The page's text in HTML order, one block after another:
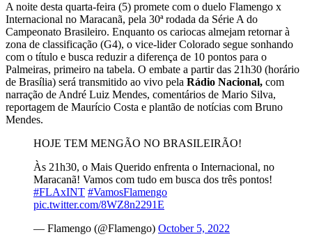
A noite desta quarta-feira (5) promete com o duelo Flamengo x
Internacional no Maracanã, pela 30ª rodada da Série A do
Campeonato Brasileiro. Enquanto os cariocas almejam retornar à
zona de classificação (G4), o vice-lider Colorado segue sonhando
com o título e busca reduzir a diferença de 10 pontos para o
Palmeiras, primeiro na tabela. O embate a partir das 21h30 (horário
de Brasília) será transmitido ao vivo pela Rádio Nacional, com
narração de André Luiz Mendes, comentários de Mario Silva,
reportagem de Maurício Costa e plantão de notícias com Bruno
Mendes.
HOJE TEM MENGÃO NO BRASILEIRÃO!
Às 21h30, o Mais Querido enfrenta o Internacional, no
Maracanã! Vamos com tudo em busca dos três pontos!
#FLAxINT #VamosFlamengo
pic.twitter.com/8WZ8n2291E
— Flamengo (@Flamengo) October 5, 2022